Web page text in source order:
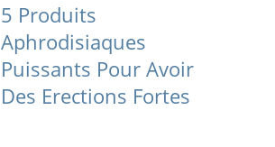
5 Produits
Aphrodisiaques
Puissants Pour Avoir
Des Erections Fortes